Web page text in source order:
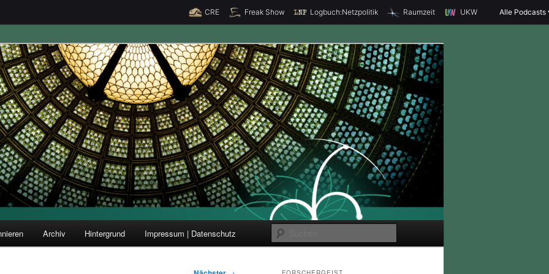
CRE Freak Show Logbuch:Netzpolitik Raumzeit UKW Alle Podcasts
und Forschung
u
Archiv Hintergrund Impressum | Datenschutz